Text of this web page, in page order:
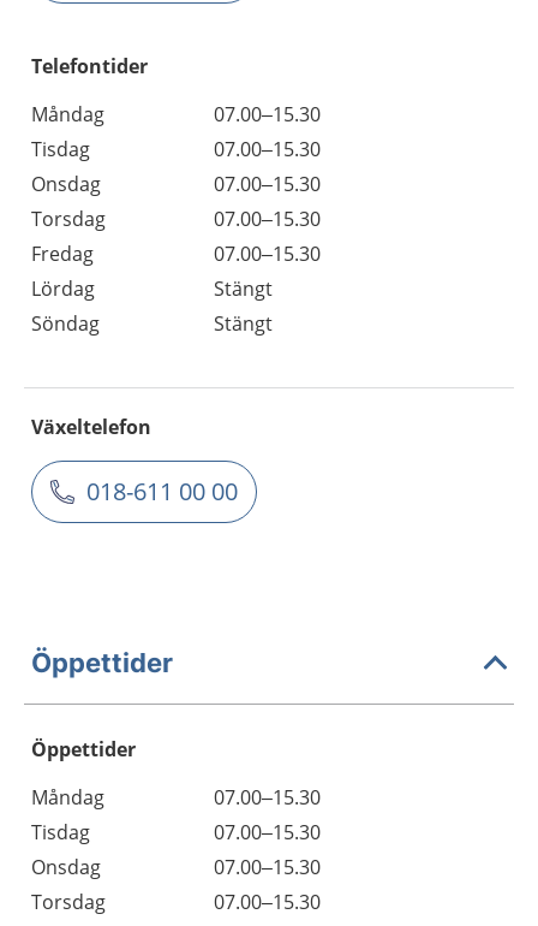
Telefontider
Måndag
07.00–15.30
Tisdag
07.00–15.30
Onsdag
07.00–15.30
Torsdag
07.00–15.30
Fredag
07.00–15.30
Lördag
Stängt
Söndag
Stängt
Växeltelefon
018-611 00 00
Öppettider
Öppettider
Dag
Öppettider
Kommentarer
Måndag
07.00–15.30
Tisdag
07.00–15.30
Onsdag
07.00–15.30
Torsdag
07.00–15.30